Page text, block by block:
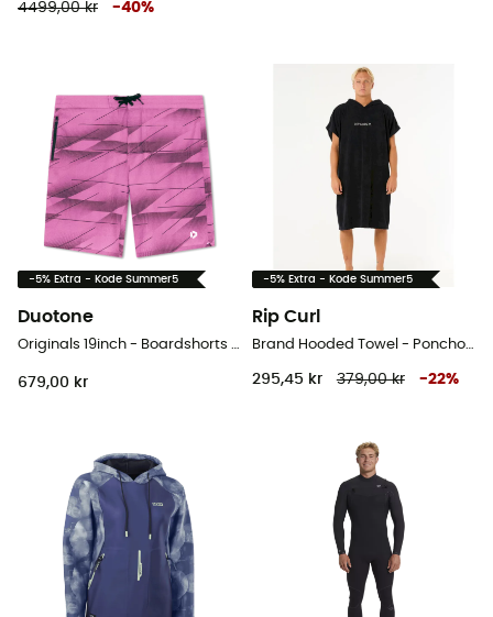
4499,00 kr
-40%
-5% Extra - Kode Summer5
Duotone
679,00 kr
-5% Extra - Kode Summer5
Rip Curl
295,45 kr 379,00 kr -22%